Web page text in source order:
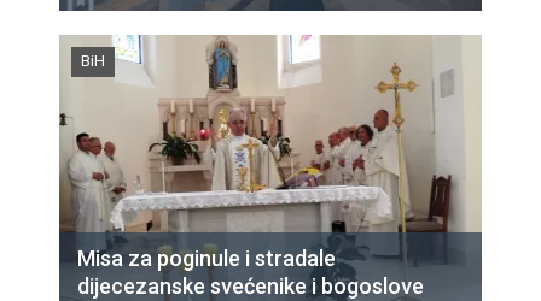
BiH
Misa za poginule i stradale
dijecezanske svećenike i bogoslove